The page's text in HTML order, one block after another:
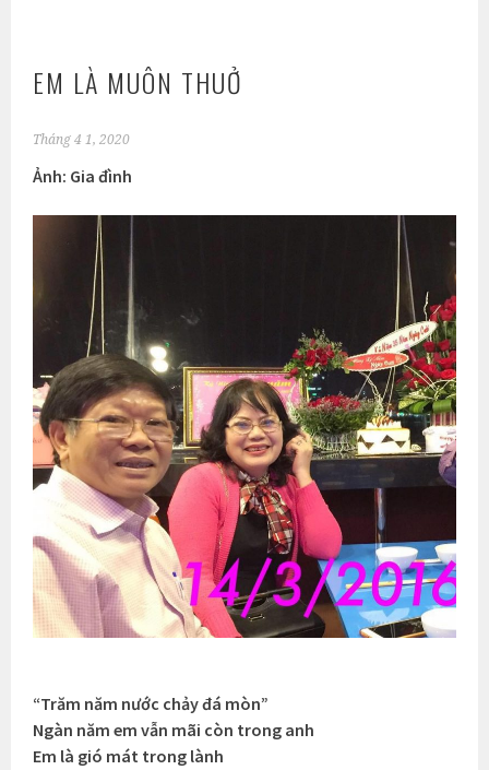
EM LÀ MUÔN THUỞ
Tháng 4 1, 2020
Ảnh: Gia đình
“Trăm năm nước chảy đá mòn”
Ngàn năm em vẫn mãi còn trong anh
Em là gió mát trong lành